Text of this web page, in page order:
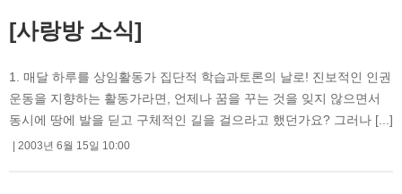
[사랑방 소식]
1. 매달 하루를 상임활동가 집단적 학습과토론의 날로! 진보적인 인권
운동을 지향하는 활동가라면, 언제나 꿈을 꾸는 것을 잊지 않으면서
동시에 땅에 발을 딛고 구체적인 길을 걸으라고 했던가요? 그러나 [...]
2003년 6월 15일 10:00